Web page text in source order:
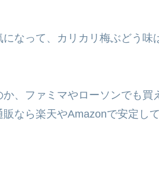
なって、カリカリ梅ぶどう
、ファミマやローソンでも
販なら楽天やAmazonで安定